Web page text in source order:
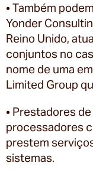
• Também
Yonder
Reino Unido,
conjuntos no
nome de uma
Limited Group
• Prestadores
processadores
prestem
sistemas.